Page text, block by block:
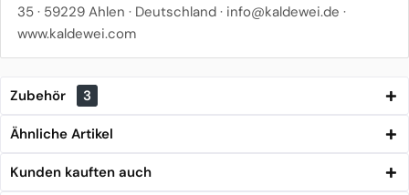
35 · 59229 Ahlen · Deutschland · info@kaldewei.de ·
www.kaldewei.com
Zubehör 3
Ähnliche Artikel
Kunden kauften auch